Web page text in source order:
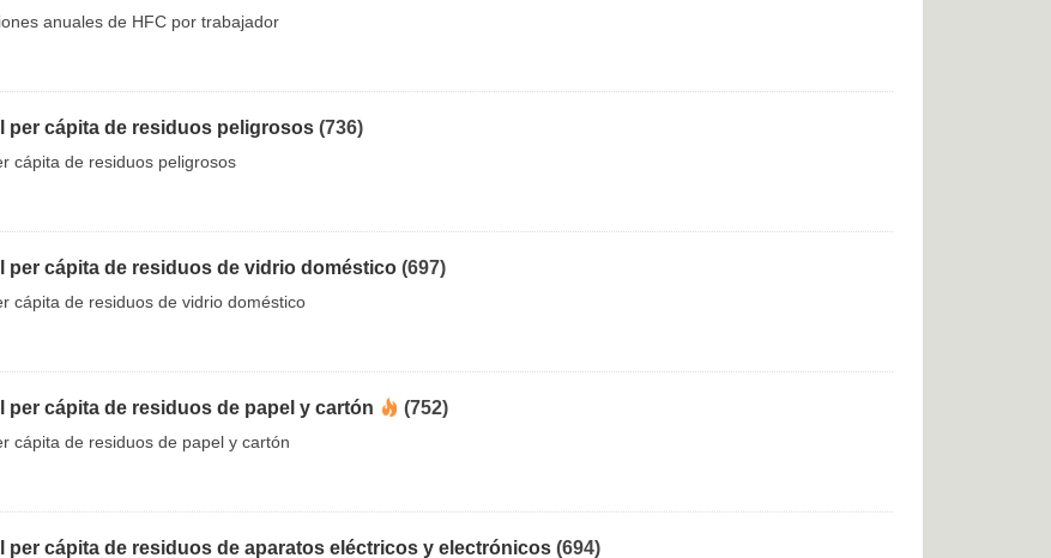
anuales de HFC por trabajador
per cápita de residuos peligrosos (736)
cápita de residuos peligrosos
per cápita de residuos de vidrio doméstico (697)
cápita de residuos de vidrio doméstico
per cápita de residuos de papel y cartón (752)
cápita de residuos de papel y cartón
per cápita de residuos de aparatos eléctricos y electrónicos (694)